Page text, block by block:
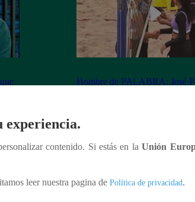
Hombre de PALABRA: José
experiencia.
contenido. Si estás en laUnión
leer nuestra pagina de Política de privacidad.